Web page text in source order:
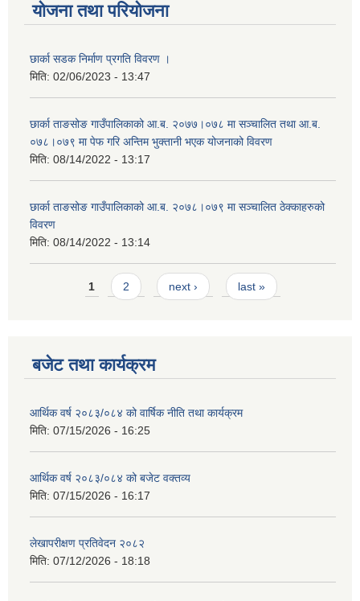
योजना तथा परियोजना
छार्का सडक निर्माण प्रगति विवरण ।
मिति: 02/06/2023 - 13:47
छार्का ताङसोङ गाउँपालिकाको आ.ब. २०७७।०७८ मा सञ्चालित तथा आ.ब.
०७८।०७९ मा पेफ गरि अन्तिम भुक्तानी भएक योजनाको विवरण
मिति: 08/14/2022 - 13:17
छार्का ताङसोङ गाउँपालिकाको आ.ब. २०७८।०७९ मा सञ्चालित ठेक्काहरुको
विवरण
मिति: 08/14/2022 - 13:14
Pages1 2 next › last »
बजेट तथा कार्यक्रम
आर्थिक वर्ष २०८३/०८४ को वार्षिक नीति तथा कार्यक्रम
मिति: 07/15/2026 - 16:25
आर्थिक वर्ष २०८३/०८४ को बजेट वक्तव्य
मिति: 07/15/2026 - 16:17
लेखापरीक्षण प्रतिवेदन २०८२
मिति: 07/12/2026 - 18:18